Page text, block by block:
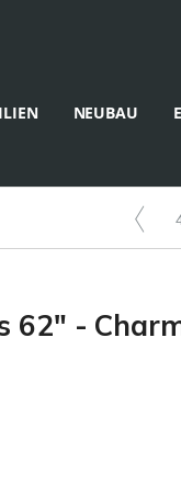
NEUBAU
62" -